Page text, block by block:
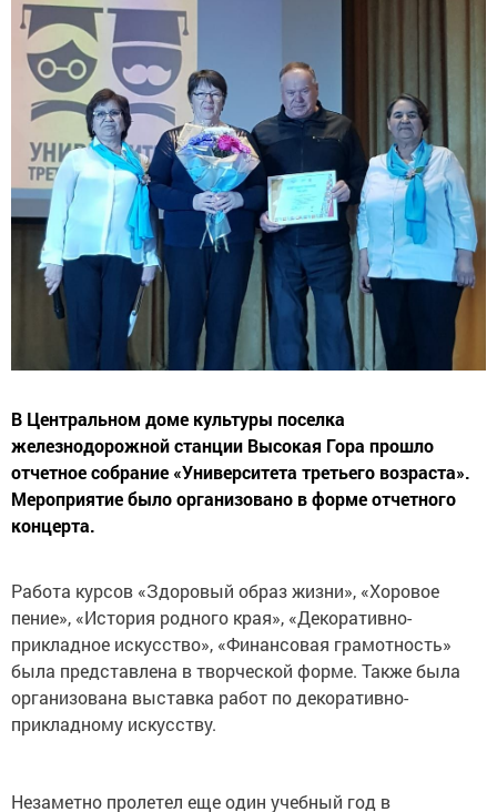
В Центральном доме культуры поселка
железнодорожной станции Высокая Гора прошло
отчетное собрание «Университета третьего возраста».
Мероприятие было организовано в форме отчетного
концерта.
Работа курсов «Здоровый образ жизни», «Хоровое
пение», «История родного края», «Декоративно-
прикладное искусство», «Финансовая грамотность»
была представлена в творческой форме. Также была
организована выставка работ по декоративно-
прикладному искусству.
Незаметно пролетел еще один учебный год в